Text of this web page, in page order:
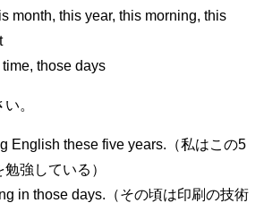
month, this year, this morning, this
those days
。
English these five years.（私はこの5
強している）
in those days.（その頃は印刷の技術